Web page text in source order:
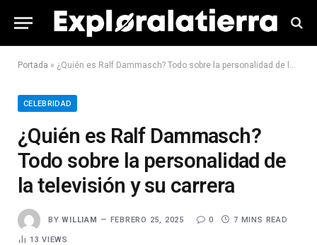
Portada » ¿Quién es Ralf Dammasch? Todo sobre la personalidad de la televisión y su carrera
CELEBRIDAD
¿Quién es Ralf Dammasch?
Todo sobre la personalidad de
la televisión y su carrera
BY WILLIAM FEBRERO 25, 2025 0 7 MINS READ
13VIEWS